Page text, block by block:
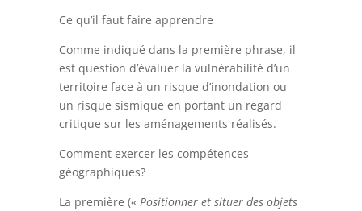
Ce qu’il faut faire apprendre
Comme indiqué dans la première phrase, il
est question d’évaluer la vulnérabilité d’un
territoire face à un risque d’inondation ou
un risque sismique en portant un regard
critique sur les aménagements réalisés.
Comment exercer les compétences
géographiques?
La première («Positionner et situer des objets